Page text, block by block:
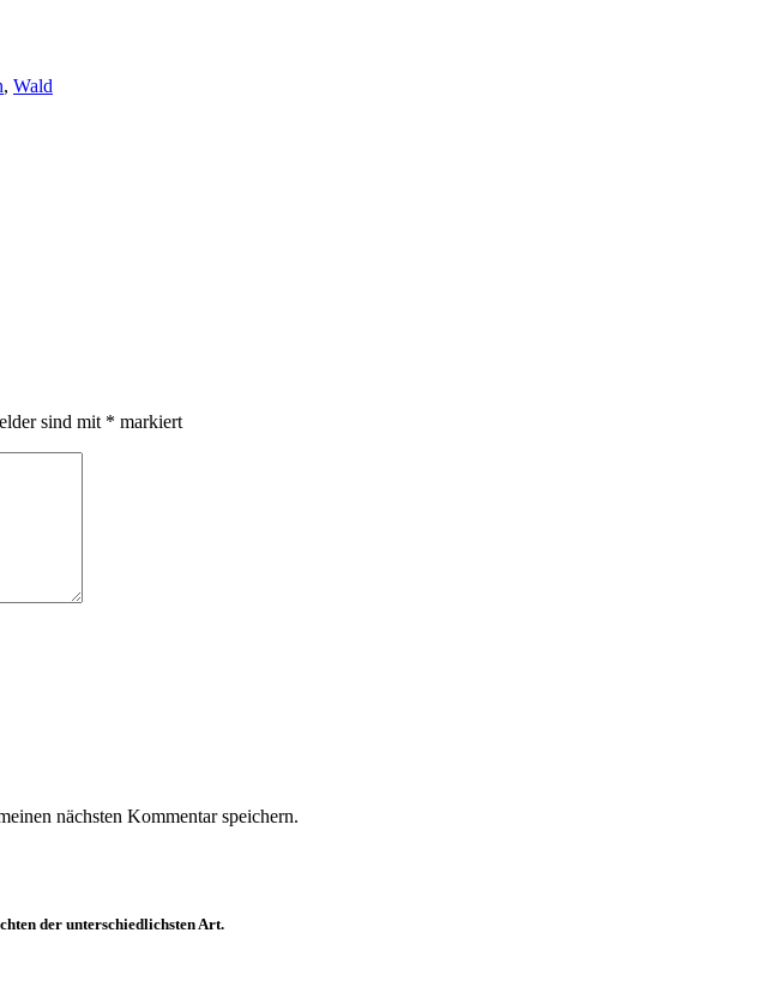
, Wald
sind mit * markiert
nächsten Kommentar speichern.
der unterschiedlichsten Art.